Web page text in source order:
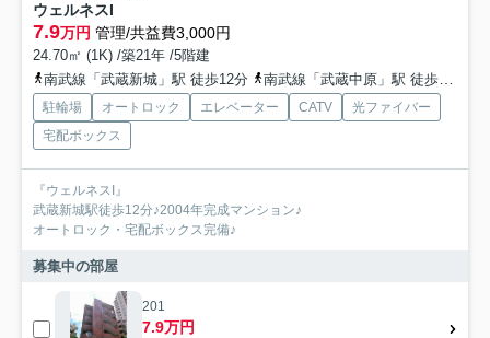
ウェルネスI
7.9万円 管理/共益費3,000円
24.70㎡ (1K) /築21年 /5階建
南武線「武蔵新城」駅 徒歩12分
南武線「武蔵中原」駅 徒歩26分
駐輪場 オートロック エレベーター CATV
光ファイバー
宅配ボックス
『ウェルネスI』
武蔵新城駅徒歩12分♪2004年完成マンション♪
オートロック・宅配ボックス完備♪
募集中の部屋
201
7.9万円